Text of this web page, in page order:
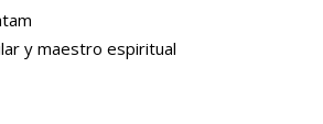
y maestro espiritual